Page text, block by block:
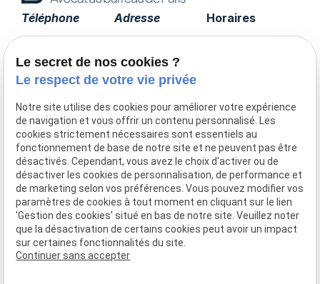
Téléphone
Adresse
Tourville
75007 PARIS
Horaires
Accueil
Le cabinet
Honoraires
Domaines de compétences
Actualités
Contact
Mentions légales
Le secret de nos cookies ?
Le respect de votre vie privée
Notre site utilise des cookies pour améliorer votre expérience
de navigation et vous offrir un contenu personnalisé. Les
cookies strictement nécessaires sont essentiels au
fonctionnement de base de notre site et ne peuvent pas être
désactivés. Cependant, vous avez le choix d'activer ou de
désactiver les cookies de personnalisation, de performance et
de marketing selon vos préférences. Vous pouvez modifier vos
paramètres de cookies à tout moment en cliquant sur le lien
'Gestion des cookies' situé en bas de notre site. Veuillez noter
que la désactivation de certains cookies peut avoir un impact
sur certaines fonctionnalités du site.
Continuer sans accepter